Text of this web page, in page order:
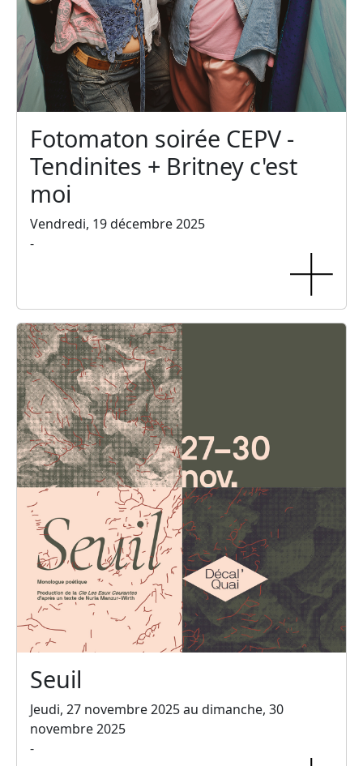
Fotomaton soirée CEPV -
Tendinites + Britney c'est
moi
Vendredi, 19 décembre 2025
-
Seuil
Jeudi, 27 novembre 2025 au dimanche, 30
novembre 2025
-